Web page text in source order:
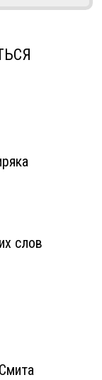
слов